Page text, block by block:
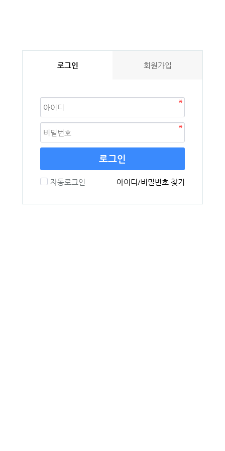
로그인 회원가입
로그인
자동로그인 아이디/비밀번호 찾기